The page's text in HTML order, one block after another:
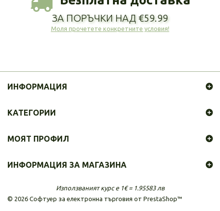
ЗА ПОРЪЧКИ НАД €59.99
Моля прочетете конкретните условия!
ИНФОРМАЦИЯ
© 2026 Софтуер за електронна търговия от PrestaShop™
КАТЕГОРИИ
МОЯТ ПРОФИЛ
ИНФОРМАЦИЯ ЗА МАГАЗИНА
Използваният курс е 1€ = 1.95583 лв